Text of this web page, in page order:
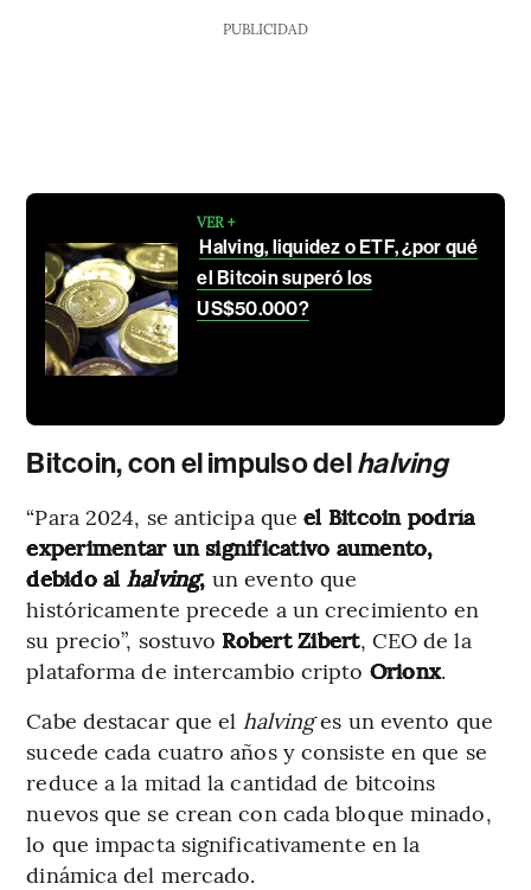
PUBLICIDAD
VER +
Halving, liquidez o ETF, ¿por qué
el Bitcoin superó los
US$50.000?
Bitcoin, con el impulso delhalving
“Para 2024, se anticipa queel Bitcoin podría
experimentar un significativo aumento,
debido al halving, un evento que
históricamente precede a un crecimiento en
su precio”, sostuvo Robert Zibert, CEO de la
plataforma de intercambio cripto Orionx.
Cabe destacar que el halvinges un evento que
sucede cada cuatro años y consiste en que se
reduce a la mitad la cantidad de bitcoins
nuevos que se crean con cada bloque minado,
lo que impacta significativamente en la
dinámica del mercado.